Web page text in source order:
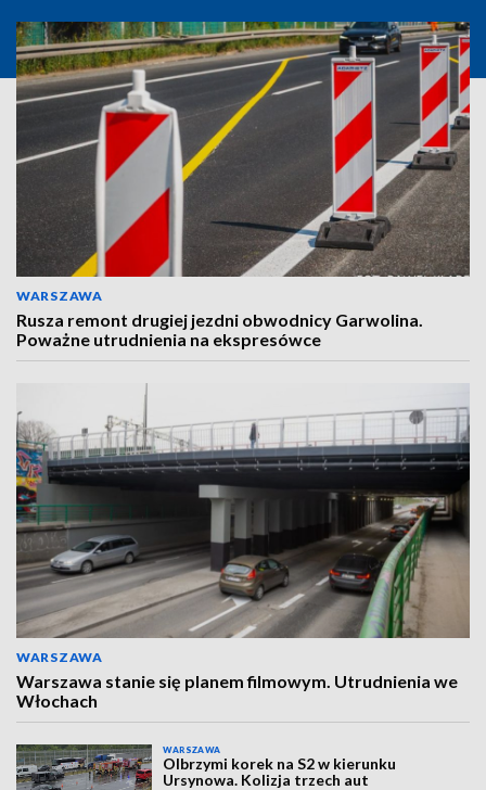
WARSZAWA
Rusza remont drugiej jezdni obwodnicy Garwolina.
Poważne utrudnienia na ekspresówce
WARSZAWA
Warszawa stanie się planem filmowym. Utrudnienia we
Włochach
WARSZAWA
Olbrzymi korek na S2 w kierunku
Ursynowa. Kolizja trzech aut